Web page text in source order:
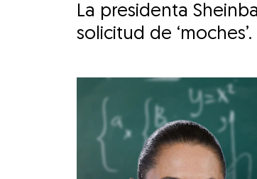
La presidenta
solicitud de ‘moches’.